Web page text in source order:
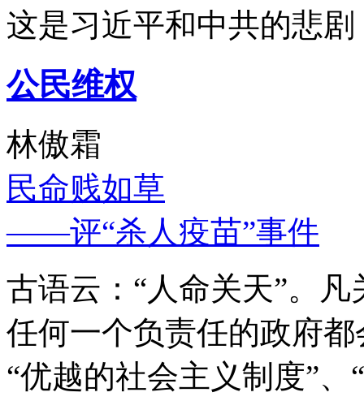
这是习近平和中共的悲
公民维权
林傲霜
民命贱如草
——评“杀人疫苗”事件
古语云：“人命关天”。
任何一个负责任的政府
“优越的社会主义制度”